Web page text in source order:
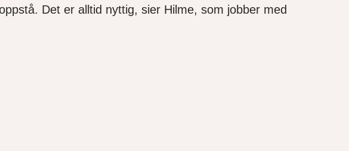
Det er alltid nyttig, sier Hilme, som jobber med